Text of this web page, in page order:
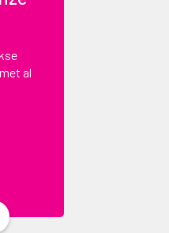
al